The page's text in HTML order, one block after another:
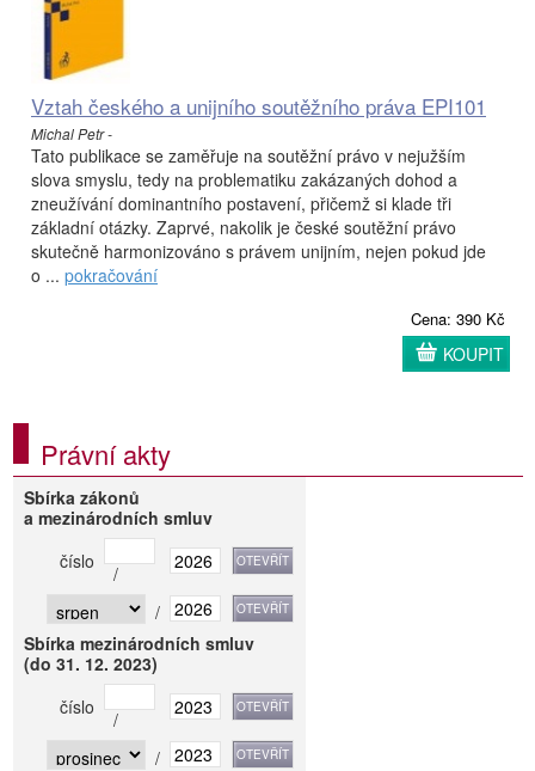
Vztah českého a unijního soutěžního práva EPI101
Michal Petr -
Tato publikace se zaměřuje na soutěžní právo v nejužším
slova smyslu, tedy na problematiku zakázaných dohod a
zneužívání dominantního postavení, přičemž si klade tři
základní otázky. Zaprvé, nakolik je české soutěžní právo
skutečně harmonizováno s právem unijním, nejen pokud jde
o ... pokračování
Cena: 390 Kč
KOUPIT
Právní akty
Sbírka zákonů
a mezinárodních smluv
číslo
/
/
Sbírka mezinárodních smluv
(do 31. 12. 2023)
číslo
/
/